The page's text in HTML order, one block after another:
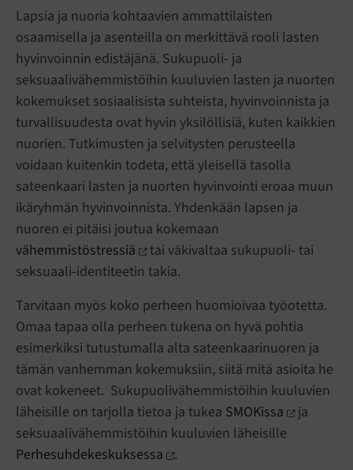
Lapsia ja nuoria kohtaavien ammattilaisten
osaamisella ja asenteilla on merkittävä rooli lasten
hyvinvoinnin edistäjänä. Sukupuoli- ja
seksuaalivähemmistöihin kuuluvien lasten ja nuorten
kokemukset sosiaalisista suhteista, hyvinvoinnista ja
turvallisuudesta ovat hyvin yksilöllisiä, kuten kaikkien
nuorien. Tutkimusten ja selvitysten perusteella
voidaan kuitenkin todeta, että yleisellä tasolla
sateenkaari lasten ja nuorten hyvinvointi eroaa muun
ikäryhmän hyvinvoinnista. Yhdenkään lapsen ja
nuoren ei pitäisi joutua kokemaan
vähemmistöstressiä tai väkivaltaa sukupuoli- tai
seksuaali-identiteetin takia.
Tarvitaan myös koko perheen huomioivaa työotetta.
Omaa tapaa olla perheen tukena on hyvä pohtia
esimerkiksi tutustumalla alta sateenkaarinuoren ja
tämän vanhemman kokemuksiin, siitä mitä asioita he
ovat kokeneet. Sukupuolivähemmistöihin kuuluvien
läheisille on tarjolla tietoa ja tukea SMOKissa ja
seksuaalivähemmistöihin kuuluvien läheisille
Perhesuhdekeskuksessa .